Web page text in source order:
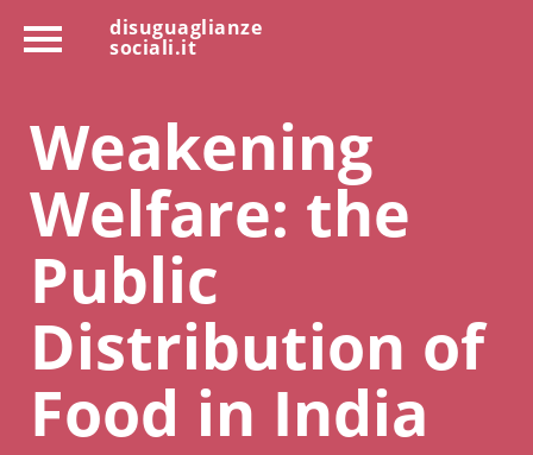
disuguaglianze
sociali.it
Weakening
Welfare: the
Public
Distribution of
Food in India